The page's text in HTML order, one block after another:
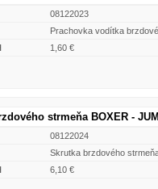
08122023
Prachovka vodítka
1,60 €
strmeňa BOXER -
08122024
Skrutka brzdového
6,10 €